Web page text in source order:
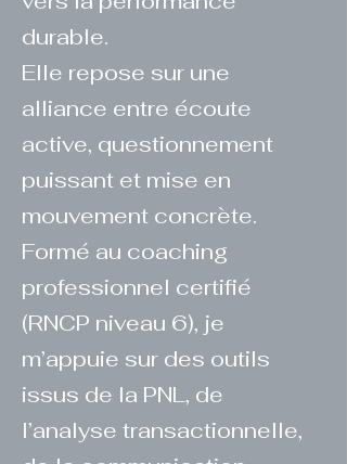
durable.
Elle repose sur une
alliance entre écoute
active, questionnement
puissant et mise en
mouvement concrète.
Formé au coaching
professionnel certifié
(RNCP niveau 6), je
m’appuie sur des outils
issus de la PNL, de
l’analyse transactionnelle,